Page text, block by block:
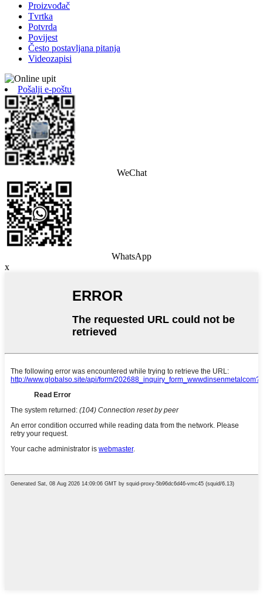
Proizvođač
Tvrtka
Potvrda
Povijest
Često postavljana pitanja
Videozapisi
Pošalji e-poštu
WeChat
WhatsApp
x